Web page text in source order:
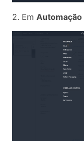
2. Em Automação